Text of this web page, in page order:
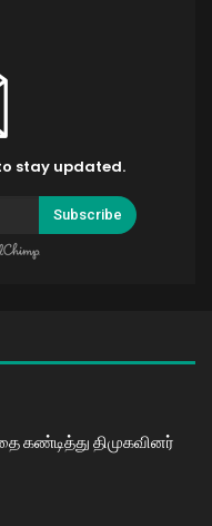
stay updated.
Subscribe
கண்டித்து திமுகவினர்